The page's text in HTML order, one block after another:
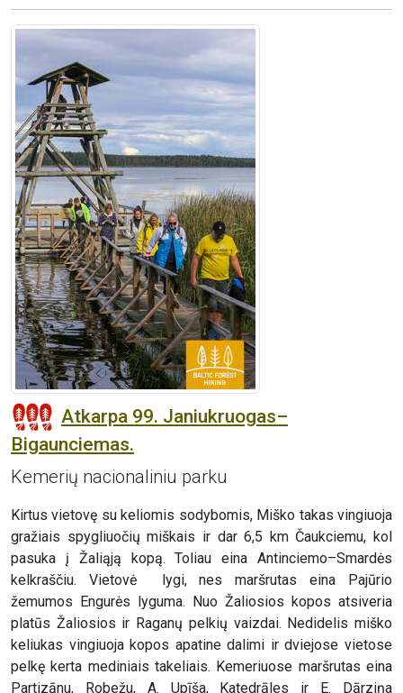
Atkarpa 99. Janiukruogas–
Bigaunciemas.
Kemerių nacionaliniu parku
Kirtus vietovę su keliomis sodybomis, Miško takas vingiuoja
gražiais spygliuočių miškais ir dar 6,5 km Čaukciemu, kol
pasuka į Žaliąją kopą. Toliau eina Antinciemo–Smardės
kelkraščiu. Vietovė lygi, nes maršrutas eina Pajūrio
žemumos Engurės lyguma. Nuo Žaliosios kopos atsiveria
platūs Žaliosios ir Raganų pelkių vaizdai. Nedidelis miško
keliukas vingiuoja kopos apatine dalimi ir dviejose vietose
pelkę kerta mediniais takeliais. Kemeriuose maršrutas eina
Partizānu, Robežu, A. Upīša, Katedrāles ir E. Dārziņa